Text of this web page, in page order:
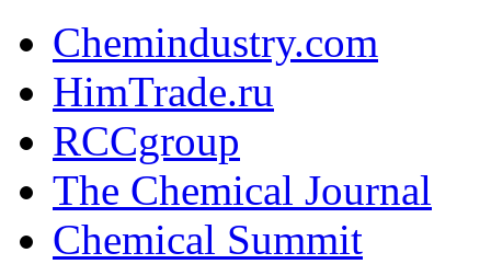
Chemindustry.com
HimTrade.ru
RCCgroup
The Chemical Journal
Chemical Summit